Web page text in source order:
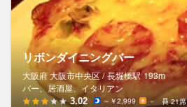
リボンダイニングバー
大阪府 大阪市中央区 / 長堀橋駅 193m
バー、居酒屋、イタリアン
3.02 ～￥2,999 － 21席